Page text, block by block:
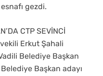
gezdi.
CTP SEVİNCİ
Erkut Şahali
Belediye Başkan
Başkan adayı